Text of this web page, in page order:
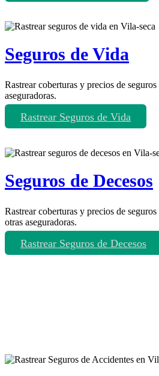
Seguros de Vida
Rastrear coberturas y precios de
aseguradoras.
Rastrear Seguros de Vida
Seguros de Decesos
Rastrear coberturas y precios de
otras aseguradoras.
Rastrear Seguros de Decesos